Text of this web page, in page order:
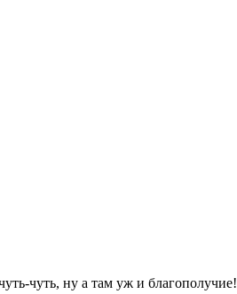
чуть, ну а там уж и благополучие!